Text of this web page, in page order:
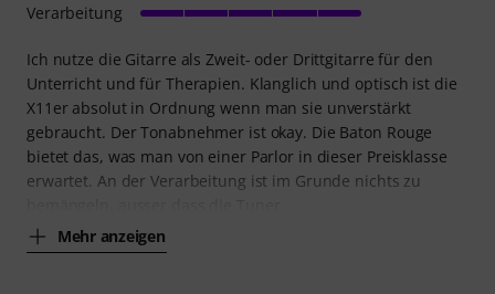
Ich nutze die Gitarre als Zweit- oder Drittgitarre für den
Unterricht und für Therapien. Klanglich und optisch ist die
X11er absolut in Ordnung wenn man sie unverstärkt
gebraucht. Der Tonabnehmer ist okay. Die Baton Rouge
bietet das, was man von einer Parlor in dieser Preisklasse
erwartet. An der Verarbeitung ist im Grunde nichts zu
Mehr anzeigen
Verarbeitung